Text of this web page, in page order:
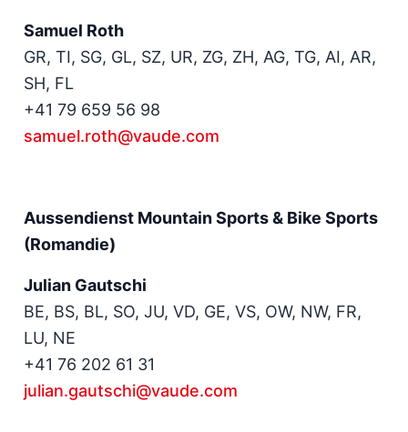
Samuel Roth
GR, TI, SG, GL, SZ, UR, ZG, ZH, AG, TG, AI, AR,
SH, FL
+41 79 659 56 98
samuel.roth@vaude.com
Aussendienst Mountain Sports & Bike Sports
(Romandie)
Julian Gautschi
BE, BS, BL, SO, JU, VD, GE, VS, OW, NW, FR,
LU, NE
+41 76 202 61 31
julian.gautschi@vaude.com